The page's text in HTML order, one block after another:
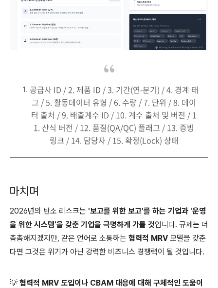
공급사 ID / 2. 제품 ID / 3. 기간(연-분기) / 4. 경계 태
그 / 5. 활동데이터 유형 / 6. 수량 / 7. 단위 / 8. 데이
터 출처 / 9. 배출계수 ID / 10. 계수 출처 및 버전 / 1
1. 산식 버전 / 12. 품질(QA/QC) 플래그 / 13. 증빙
링크 / 14. 담당자 / 15. 확정(Lock) 상태
마치며
2026년의 탄소 리스크는 '보고를 위한 보고'를 하는 기업과 '운영
을 위한 시스템'을 갖춘 기업을 극명하게 가를 것입니다. 규제는 더
촘촘해지겠지만, 같은 언어로 소통하는 협력적 MRV 모델을 갖춘
다면 그것은 위기가 아닌 강력한 비즈니스 경쟁력이 될 것입니다.
💡 협력적 MRV 도입이나 CBAM 대응에 대해 구체적인 도움이